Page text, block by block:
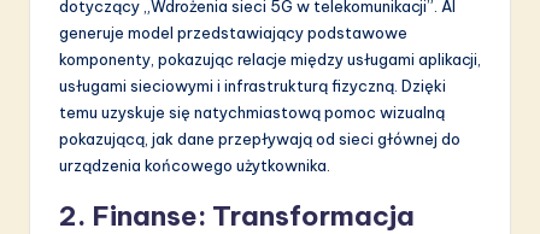
dotyczący „Wdrożenia sieci 5G w telekomunikacji”. AI
generuje model przedstawiający podstawowe
komponenty, pokazując relacje między usługami aplikacji,
usługami sieciowymi i infrastrukturą fizyczną. Dzięki
temu uzyskuje się natychmiastową pomoc wizualną
pokazującą, jak dane przepływają od sieci głównej do
urządzenia końcowego użytkownika.
2. Finanse: Transformacja